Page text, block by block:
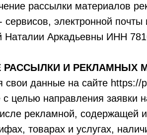
рассылки материалов
сервисов, электронной
Наталии Аркадьевны ИНН
РАССЫЛКИ И РЕКЛАМНЫХ
свои данные на сайте https://
целью направления заявки
рекламной,
товарах и услугах,